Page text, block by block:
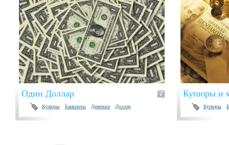
Один Доллар
Купюры Банкноты Денежки Доллар
Купюры и
Купюры